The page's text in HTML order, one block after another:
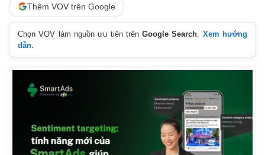
Thêm VOV trên Google
Chọn VOV làm nguồn ưu tiên trênGoogle Search
Xem hướng
dẫn.